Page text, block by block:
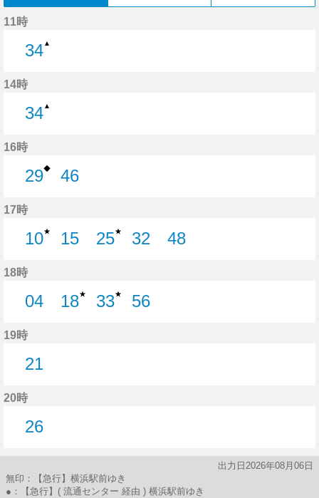
11時
34▲
14時
34▲
16時
29◆
46
17時
10★
15
25★
32
48
18時
04
18★
33★
56
19時
21
20時
26
出力日2026年08月06日
無印：【急行】横浜駅前ゆき
●：【急行】( 流通センター 経由 ) 横浜駅前ゆき